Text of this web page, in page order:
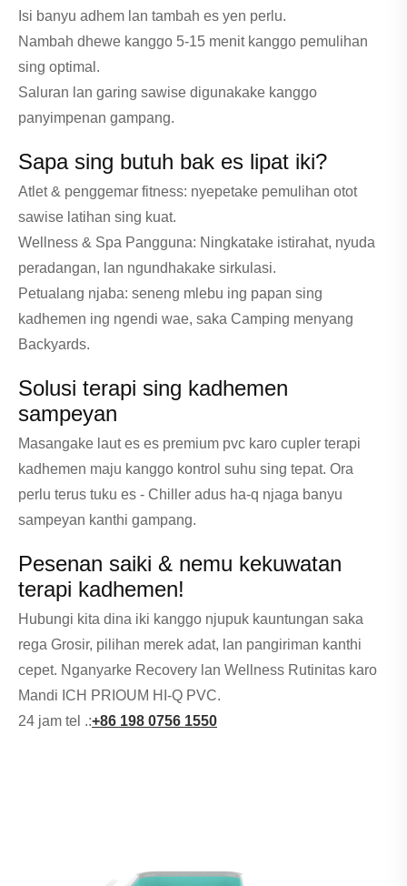
Isi banyu adhem lan tambah es yen perlu.
Nambah dhewe kanggo 5-15 menit kanggo pemulihan
sing optimal.
Saluran lan garing sawise digunakake kanggo
panyimpenan gampang.
Sapa sing butuh bak es lipat iki?
Atlet & penggemar fitness: nyepetake pemulihan otot
sawise latihan sing kuat.
Wellness & Spa Pangguna: Ningkatake istirahat, nyuda
peradangan, lan ngundhakake sirkulasi.
Petualang njaba: seneng mlebu ing papan sing
kadhemen ing ngendi wae, saka Camping menyang
Backyards.
Solusi terapi sing kadhemen
sampeyan
Masangake laut es es premium pvc karo cupler terapi
kadhemen maju kanggo kontrol suhu sing tepat. Ora
perlu terus tuku es - Chiller adus ha-q njaga banyu
sampeyan kanthi gampang.
Pesenan saiki & nemu kekuwatan
terapi kadhemen!
Hubungi kita dina iki kanggo njupuk kauntungan saka
rega Grosir, pilihan merek adat, lan pangiriman kanthi
cepet. Nganyarke Recovery lan Wellness Rutinitas karo
Mandi ICH PRIOUM HI-Q PVC.
24 jam tel .:+86 198 0756 1550